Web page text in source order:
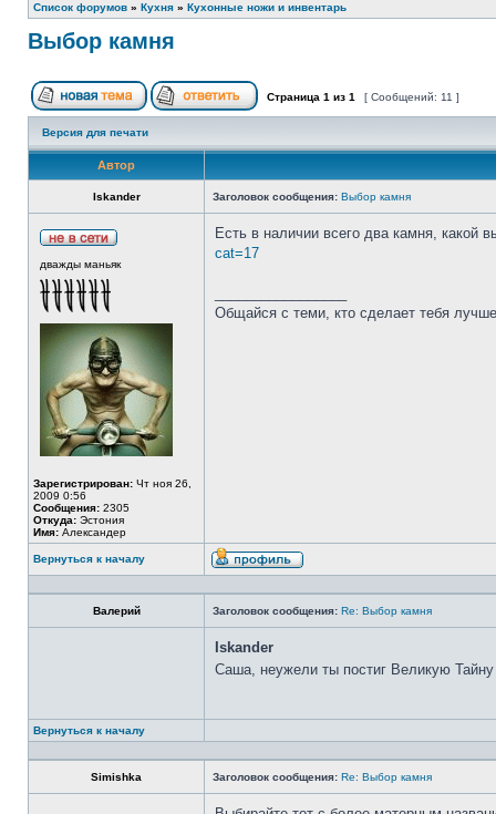
Список форумов » Кухня » Кухонные ножи и инвентарь
Выбор камня
Страница 1 из 1 [ Сообщений: 11 ]
Версия для печати
Автор
Iskander Заголовок сообщения: Выбор камня
дважды маньяк
Зарегистрирован: Чт ноя 26,
2009 0:56
Сообщения: 2305
Откуда: Эстония
Имя: Александер
Есть в наличии всего два камня, какой
cat=17
Общайся с теми, кто сделает тебя
Вернуться к началу
Валерий Заголовок сообщения: Re: Выбор камня
Iskander
Саша, неужели ты постиг Великую
Вернуться к началу
Simishka Заголовок сообщения: Re: Выбор камня